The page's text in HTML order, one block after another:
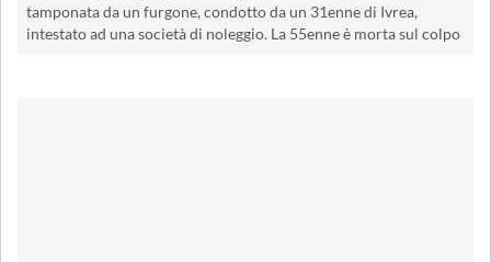
tamponata da un furgone, condotto da un 31enne di Ivrea,
intestato ad una società di noleggio. La 55enne è morta sul colpo